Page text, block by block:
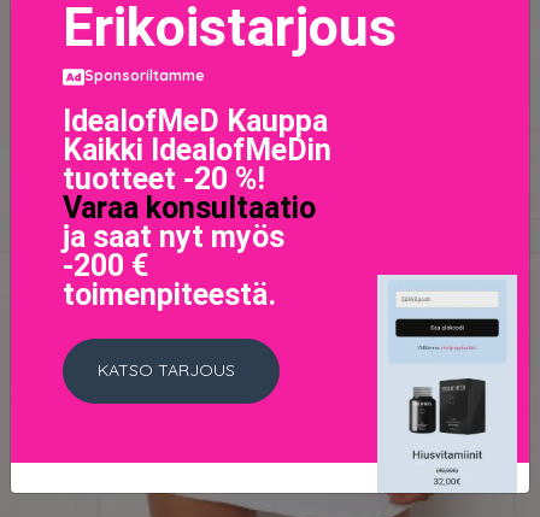
Erikoistarjous
Sponsoriltamme
IdealofMeD Kauppa
Kaikki IdealofMeDin
tuotteet -20 %!
Varaa konsultaatio
ja saat nyt myös
-200 €
toimenpiteestä.
KATSO TARJOUS